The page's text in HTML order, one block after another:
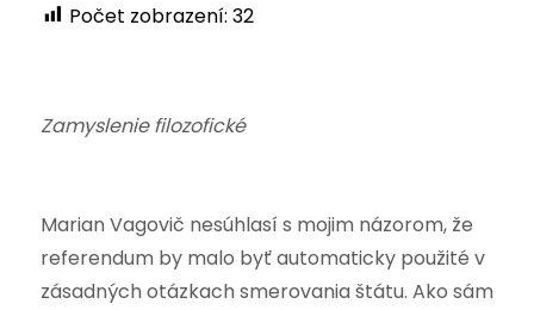
Počet zobrazení: 32
Zamyslenie filozofické
Marian Vagovič nesúhlasí s mojim názorom, že
referendum by malo byť automaticky použité v
zásadných otázkach smerovania štátu. Ako sám